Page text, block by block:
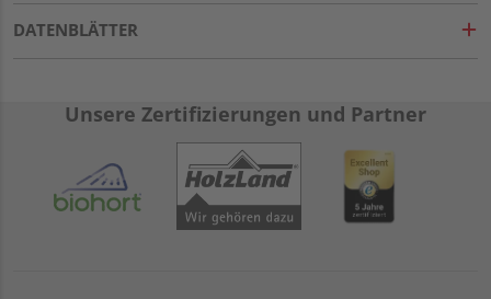
DATENBLÄTTER
Unsere Zertifizierungen und Partner